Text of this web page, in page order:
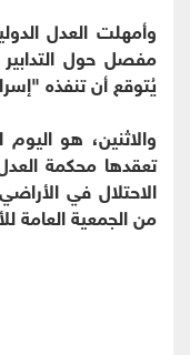
وأمهلت العدل
مفصل حول
يُتوقع أن تنفذه
والاثنين، هو
تعقدها محكمة
الاحتلال في
من الجمعية العامة